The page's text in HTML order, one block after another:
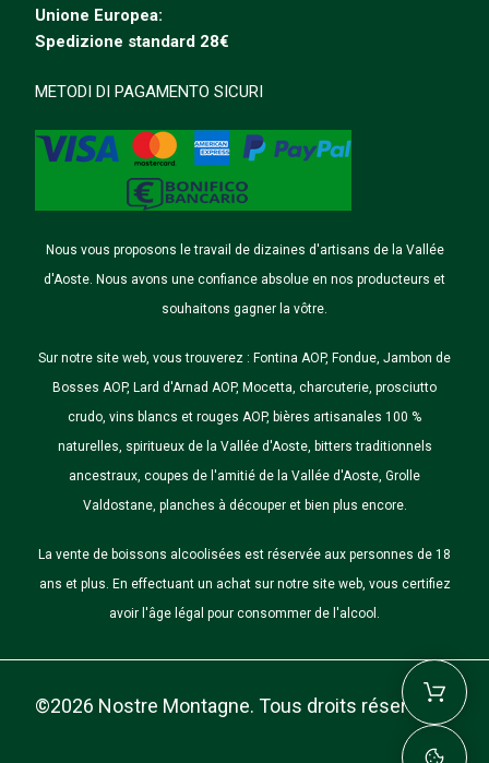
Unione Europea:
Spedizione standard 28€
METODI DI PAGAMENTO SICURI
Nous vous proposons le travail de dizaines d'artisans de la Vallée
d'Aoste. Nous avons une confiance absolue en nos producteurs et
souhaitons gagner la vôtre.
Sur notre site web, vous trouverez : Fontina AOP, Fondue, Jambon de
Bosses AOP, Lard d'Arnad AOP, Mocetta, charcuterie, prosciutto
crudo, vins blancs et rouges AOP, bières artisanales 100 %
naturelles, spiritueux de la Vallée d'Aoste, bitters traditionnels
ancestraux, coupes de l'amitié de la Vallée d'Aoste, Grolle
Valdostane, planches à découper et bien plus encore.
La vente de boissons alcoolisées est réservée aux personnes de 18
ans et plus. En effectuant un achat sur notre site web, vous certifiez
avoir l'âge légal pour consommer de l'alcool.
©2026 Nostre Montagne. Tous droits réservés.